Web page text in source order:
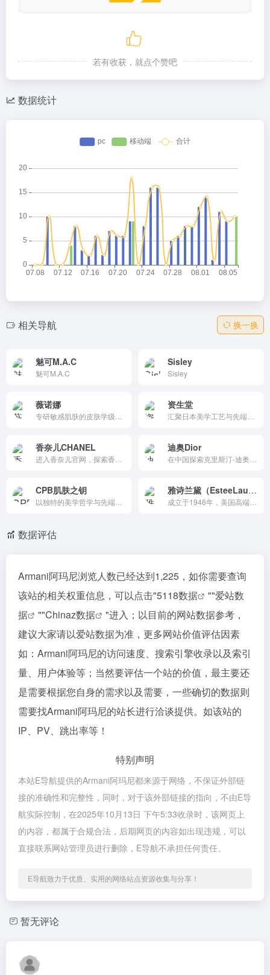
若有收获，就点个赞吧
数据统计
相关导航 换一换
魅可M.A.C
魅可M.A.C
Sisley
Sisley
薇诺娜 资生堂
香奈儿CHANEL 迪奥Dior
CPB肌肤之钥 雅诗兰黛（EsteeLauder）
数据评估
Armani阿玛尼浏览人数已经达到1,225，如你需要查询
该站的相关权重信息，可以点击"5118数据 ""爱站数
据
""Chinaz数据
"进入；以目前的网站数据参考，
建议大家请以爱站数据为准，更多网站价值评估因素
如：Armani阿玛尼的访问速度、搜索引擎收录以及索引
量、用户体验等；当然要评估一个站的价值，最主要还
是需要根据您自身的需求以及需要，一些确切的数据则
需要找Armani阿玛尼的站长进行洽谈提供。如该站的
IP、PV、跳出率等！
特别声明
本站E导航提供的Armani阿玛尼都来源于网络，不保证外部链
接的准确性和完整性，同时，对于该外部链接的指向，不由E导
航实际控制，在2025年10月13日 下午5:33收录时，该网页上
的内容，都属于合规合法，后期网页的内容如出现违规，可以
直接联系网站管理员进行删除，E导航不承担任何责任。
E导航致力于优质、实用的网络站点资源收集与分享！
暂无评论